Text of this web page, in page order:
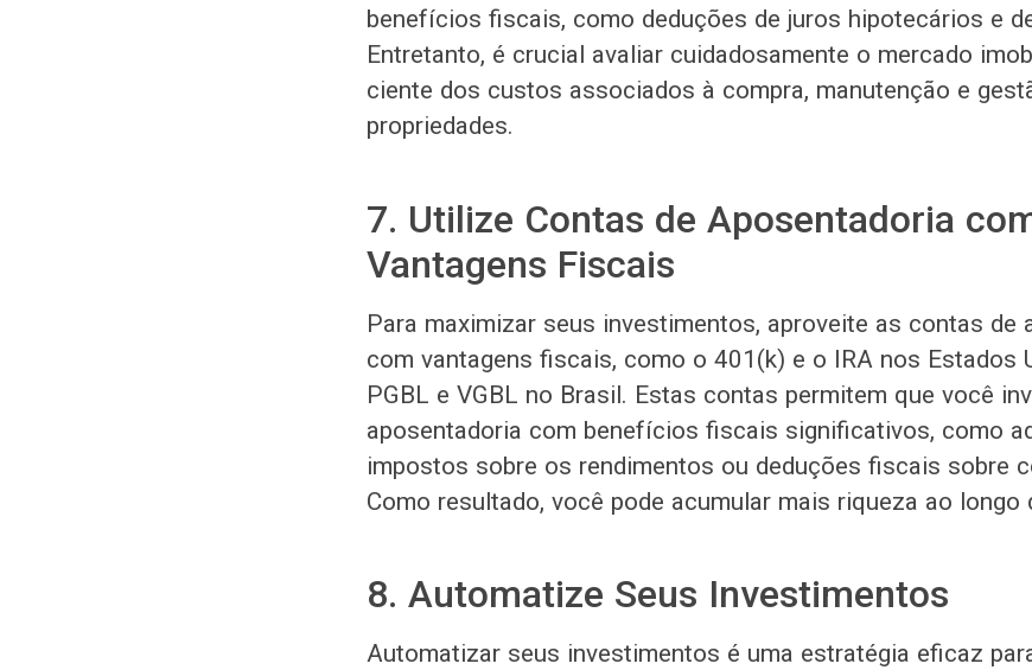
benefícios fiscais, como deduções de juros hipotecários e
Entretanto, é crucial avaliar cuidadosamente o mercado
ciente dos custos associados à compra, manutenção e
propriedades.
7. Utilize Contas de Aposentadoria
Vantagens Fiscais
Para maximizar seus investimentos, aproveite as contas de
com vantagens fiscais, como o 401(k) e o IRA nos Estados
PGBL e VGBL no Brasil. Estas contas permitem que você
aposentadoria com benefícios fiscais significativos, como
impostos sobre os rendimentos ou deduções fiscais sobre
Como resultado, você pode acumular mais riqueza ao longo
8. Automatize Seus Investimentos
Automatizar seus investimentos é uma estratégia eficaz